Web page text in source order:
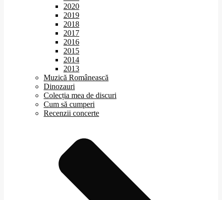
2020
2019
2018
2017
2016
2015
2014
2013
Muzică Românească
Dinozauri
Colecția mea de discuri
Cum să cumperi
Recenzii concerte